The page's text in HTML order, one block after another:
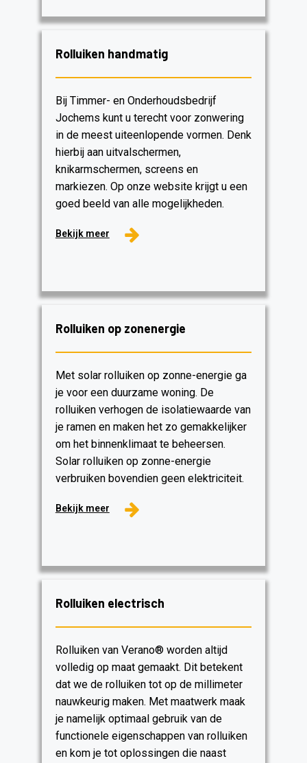
Rolluiken handmatig
Bij Timmer- en Onderhoudsbedrijf
Jochems kunt u terecht voor zonwering
in de meest uiteenlopende vormen. Denk
hierbij aan uitvalschermen,
knikarmschermen, screens en
markiezen. Op onze website krijgt u een
goed beeld van alle mogelijkheden.
Bekijk meer
Rolluiken op zonenergie
Met solar rolluiken op zonne-energie ga
je voor een duurzame woning. De
rolluiken verhogen de isolatiewaarde van
je ramen en maken het zo gemakkelijker
om het binnenklimaat te beheersen.
Solar rolluiken op zonne-energie
verbruiken bovendien geen elektriciteit.
Bekijk meer
Rolluiken electrisch
Rolluiken van Verano® worden altijd
volledig op maat gemaakt. Dit betekent
dat we de rolluiken tot op de millimeter
nauwkeurig maken. Met maatwerk maak
je namelijk optimaal gebruik van de
functionele eigenschappen van rolluiken
en kom je tot oplossingen die naast